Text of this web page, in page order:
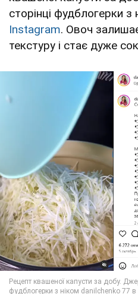
сторінці фудблогерки
Instagram. Овоч
текстуру і стає дуже